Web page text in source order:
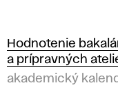
Hodnotenie
a prípravných
akademický